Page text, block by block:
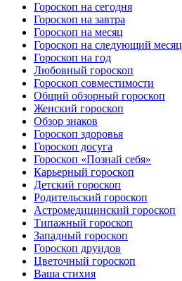
Гороскоп на сегодня
Гороскоп на завтра
Гороскоп на месяц
Гороскоп на следующий месяц
Гороскоп на год
Любовный гороскоп
Гороскоп совместимости
Общий обзорный гороскоп
Женский гороскоп
Обзор знаков
Гороскоп здоровья
Гороскоп досуга
Гороскоп «Познай себя»
Карьерный гороскоп
Детский гороскоп
Родительский гороскоп
Астромедицинский гороскоп
Типажный гороскоп
Западный гороскоп
Гороскоп друидов
Цветочный гороскоп
Ваша стихия